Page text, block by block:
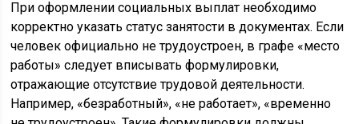
При оформлении социальных выплат необходимо
корректно указать статус занятости в документах. Если
человек официально не трудоустроен, в графе «место
работы» следует вписывать формулировки,
отражающие отсутствие трудовой деятельности.
Например, «безработный», «не работает», «временно